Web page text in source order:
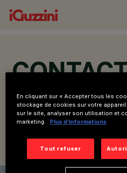
NOS REPRÉSENTANTS
En cliquant sur « Accepter tous les
stockage de cookies sur votre
sur le site, analyser son utilisation et
marketing.
Plus d’informations
Tout refuser